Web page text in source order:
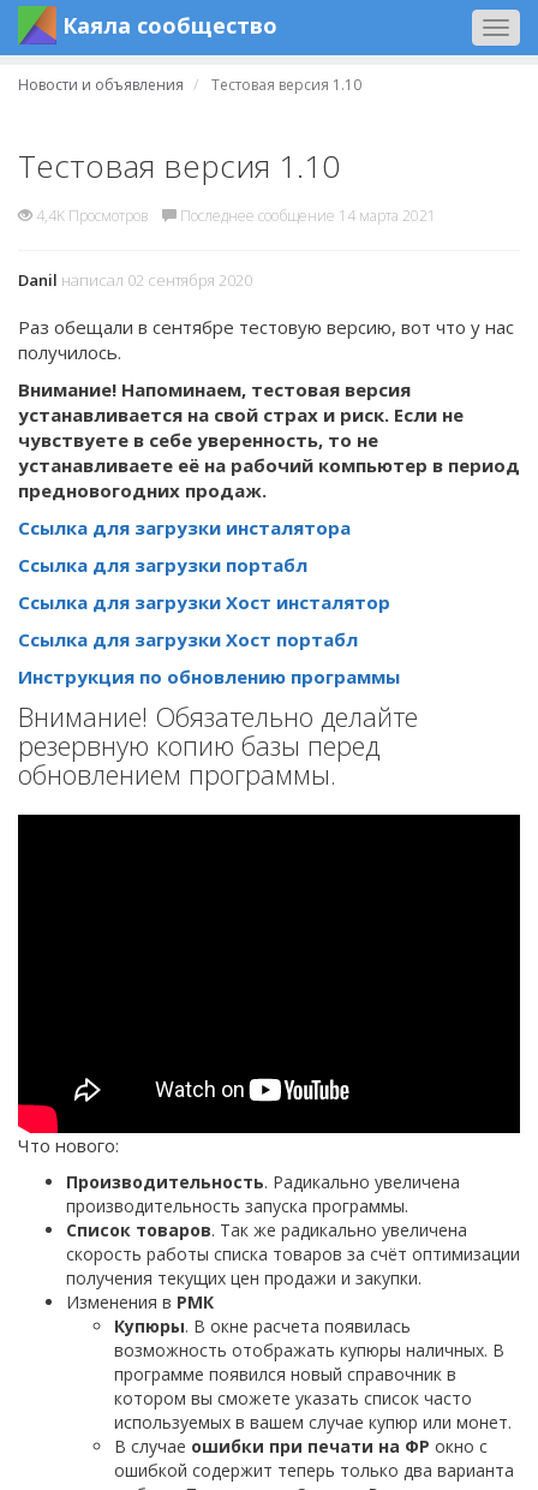
Каяла сообщество
Новости и объявления Тестовая версия 1.10
Тестовая версия 1.10
4,4K Просмотров Последнее сообщение 14 марта 2021
Danil написал 02 сентября 2020
Раз обещали в сентябре тестовую версию, вот что у нас
получилось.
Внимание! Напоминаем, тестовая версия
устанавливается на свой страх и риск. Если не
чувствуете в себе уверенность, то не
устанавливаете её на рабочий компьютер в период
предновогодних продаж.
Ссылка для загрузки инсталятора
Ссылка для загрузки портабл
Ссылка для загрузки Хост инсталятор
Ссылка для загрузки Хост портабл
Инструкция по обновлению программы
Внимание! Обязательно делайте
резервную копию базы перед
обновлением программы.
Что нового:
Производительность. Радикально увеличена
производительность запуска программы.
Список товаров. Так же радикально увеличена
скорость работы списка товаров за счёт оптимизации
получения текущих цен продажи и закупки.
Изменения в РМК
Купюры. В окне расчета появилась
возможность отображать купюры наличных. В
программе появился новый справочник в
котором вы сможете указать список часто
используемых в вашем случае купюр или монет.
В случае ошибки при печати на ФР окно с
ошибкой содержит теперь только два варианта